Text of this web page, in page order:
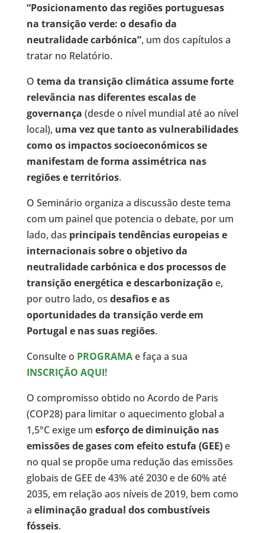
“Posicionamento das regiões portuguesas
na transição verde: o desafio da
neutralidade carbónica”, um dos capítulos a
tratar no Relatório.
O tema da transição climática assume forte
relevância nas diferentes escalas de
governança (desde o nível mundial até ao nível
local), uma vez que tanto as vulnerabilidades
como os impactos socioeconómicos se
manifestam de forma assimétrica nas
regiões e territórios.
O Seminário organiza a discussão deste tema
com um painel que potencia o debate, por um
lado, das principais tendências europeias e
internacionais sobre o objetivo da
neutralidade carbónica e dos processos de
transição energética e descarbonizaçãoe,
por outro lado, os desafios e as
oportunidades da transição verde em
Portugal e nas suas regiões.
Consulte o PROGRAMAe faça a sua
INSCRIÇÃO AQUI!
O compromisso obtido no Acordo de Paris
(COP28) para limitar o aquecimento global a
1,5°C exige um esforço de diminuição nas
emissões de gases com efeito estufa (GEE)e
no qual se propõe uma redução das emissões
globais de GEE de 43% até 2030 e de 60% até
2035, em relação aos níveis de 2019, bem como
a eliminação gradual dos combustíveis
fósseis.